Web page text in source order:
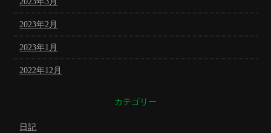
2023年2月
2023年1月
2022年12月
カテゴリー
日記